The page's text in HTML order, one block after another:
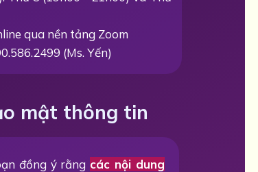
qua nền tảng Zoom
(Ms. Yến)
đồng ý rằng các nội dung
mật thông tin